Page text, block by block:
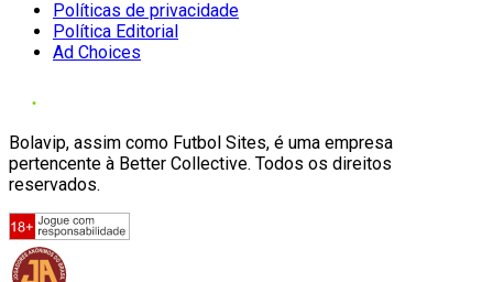
Políticas de privacidade
Política Editorial
Ad Choices
Bolavip, assim como Futbol Sites, é uma empresa
pertencente à Better Collective. Todos os direitos
reservados.